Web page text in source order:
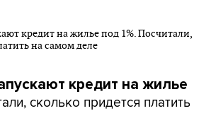
кредит на жилье
сколько придется платить